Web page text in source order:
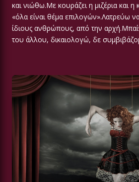
και νιώθω.Με κουράζει η μιζέρια και
«όλα είναι θέμα επιλογών».Λατρεύω
ίδιους ανθρώπους, από την
του άλλου, δικαιολογώ, δε